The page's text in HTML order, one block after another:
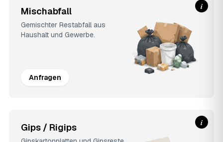
Mischabfall
Gemischter Restabfall aus
Haushalt und Gewerbe.
Anfragen
i
Gips / Rigips i